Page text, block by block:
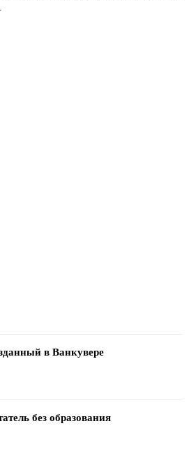
в Ванкувере
без образования